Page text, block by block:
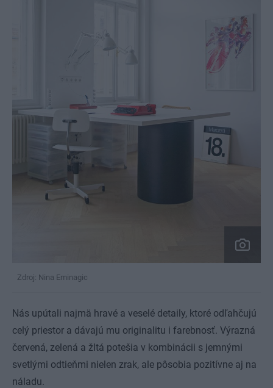
Zdroj: Nina Eminagic
Nás upútali najmä hravé a veselé detaily, ktoré odľahčujú
celý priestor a dávajú mu originalitu i farebnosť. Výrazná
červená, zelená a žltá potešia v kombinácii s jemnými
svetlými odtieňmi nielen zrak, ale pôsobia pozitívne aj na
náladu.